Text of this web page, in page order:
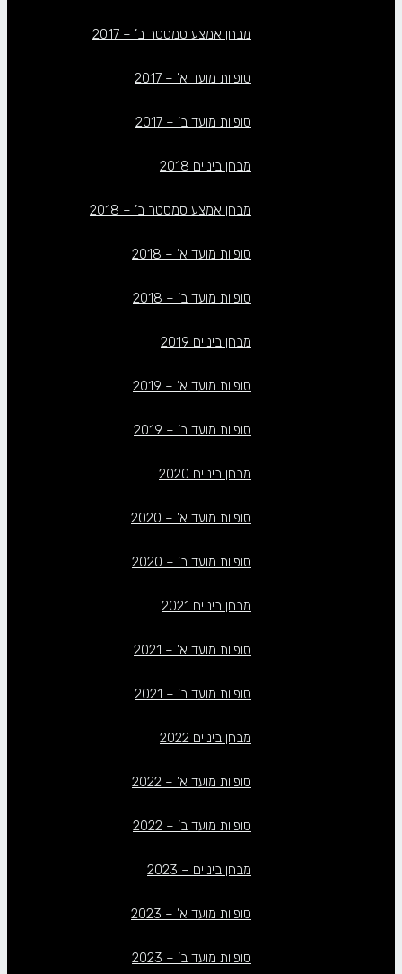
מבחן אמצע סמסטר ב’ – 2017
סופיות מועד א’ – 2017
סופיות מועד ב’ – 2017
מבחן ביניים 2018
מבחן אמצע סמסטר ב’ – 2018
סופיות מועד א’ – 2018
סופיות מועד ב’ – 2018
מבחן ביניים 2019
סופיות מועד א’ – 2019
סופיות מועד ב’ – 2019
מבחן ביניים 2020
סופיות מועד א’ – 2020
סופיות מועד ב’ – 2020
מבחן ביניים 2021
סופיות מועד א’ – 2021
סופיות מועד ב’ – 2021
מבחן ביניים 2022
סופיות מועד א’ – 2022
סופיות מועד ב’ – 2022
מבחן ביניים – 2023
סופיות מועד א’ – 2023
סופיות מועד ב’ – 2023